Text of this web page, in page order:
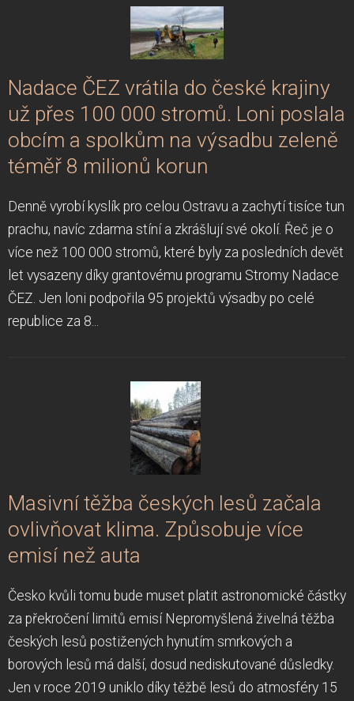
Nadace ČEZ vrátila do české krajiny
už přes 100 000 stromů. Loni poslala
obcím a spolkům na výsadbu zeleně
téměř 8 milionů korun
Denně vyrobí kyslík pro celou Ostravu a zachytí tisíce tun
prachu, navíc zdarma stíní a zkrášlují své okolí. Řeč je o
více než 100 000 stromů, které byly za posledních devět
let vysazeny díky grantovému programu Stromy Nadace
ČEZ. Jen loni podpořila 95 projektů výsadby po celé
republice za 8...
Masivní těžba českých lesů začala
ovlivňovat klima. Způsobuje více
emisí než auta
Česko kvůli tomu bude muset platit astronomické částky
za překročení limitů emisí Nepromyšlená živelná těžba
českých lesů postižených hynutím smrkových a
borových lesů má další, dosud nediskutované důsledky.
Jen v roce 2019 uniklo díky těžbě lesů do atmosféry 15